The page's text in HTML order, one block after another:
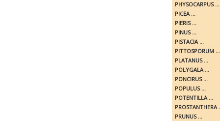
PHYSOCARPUS ...
PICEA ...
PIERIS ...
PINUS ...
PISTACIA ...
PITTOSPORUM ...
PLATANUS ...
POLYGALA ...
PONCIRUS ...
POPULUS ...
POTENTILLA ...
PROSTANTHERA
PRUNUS ...